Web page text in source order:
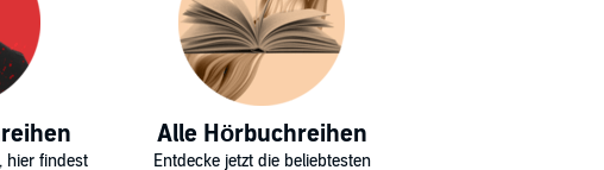
hier findest
Alle Hörbuchreihen
Entdecke jetzt die beliebtesten